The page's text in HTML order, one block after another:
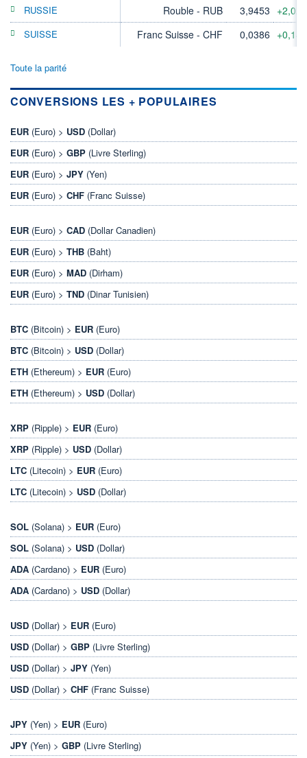
RUSSIE Rouble - RUB 3,9453
SUISSE Franc Suisse - CHF 0,0386
Toute la parité
CONVERSIONS LES + POPULAIRES
EUR (Euro) > USD (Dollar)
EUR (Euro) > GBP (Livre Sterling)
EUR (Euro) > JPY (Yen)
EUR (Euro) > CHF (Franc Suisse)
EUR (Euro) > CAD (Dollar Canadien)
EUR (Euro) > THB (Baht)
EUR (Euro) > MAD (Dirham)
EUR (Euro) > TND (Dinar Tunisien)
BTC (Bitcoin) > EUR (Euro)
BTC (Bitcoin) > USD (Dollar)
ETH (Ethereum) > EUR (Euro)
ETH (Ethereum) > USD (Dollar)
XRP (Ripple) > EUR (Euro)
XRP (Ripple) > USD (Dollar)
LTC (Litecoin) > EUR (Euro)
LTC (Litecoin) > USD (Dollar)
SOL (Solana) > EUR (Euro)
SOL (Solana) > USD (Dollar)
ADA (Cardano) > EUR (Euro)
ADA (Cardano) > USD (Dollar)
USD (Dollar) > EUR (Euro)
USD (Dollar) > GBP (Livre Sterling)
USD (Dollar) > JPY (Yen)
USD (Dollar) > CHF (Franc Suisse)
JPY (Yen) > EUR (Euro)
JPY (Yen) > GBP (Livre Sterling)